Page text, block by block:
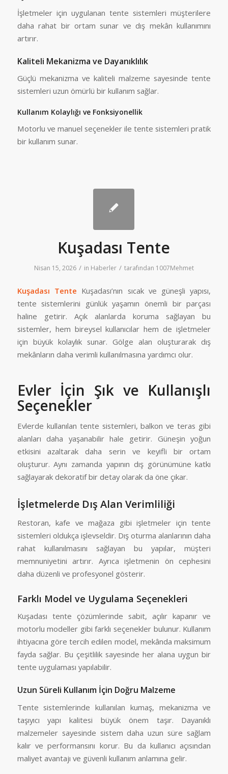
İşletmeler için uygulanan tente sistemleri müşterilere
daha rahat bir ortam sunar ve dış mekân kullanımını
artırır.
Kaliteli Mekanizma ve Dayanıklılık
Güçlü mekanizma ve kaliteli malzeme sayesinde tente
sistemleri uzun ömürlü bir kullanım sağlar.
Kullanım Kolaylığı ve Fonksiyonellik
Motorlu ve manuel seçenekler ile tente sistemleri pratik
bir kullanım sunar.
Kuşadası Tente
Nisan 15, 2026 / in Haberler / tarafından 1007Mehmet
Kuşadası Tente Kuşadası’nın sıcak ve güneşli yapısı,
tente sistemlerini günlük yaşamın önemli bir parçası
haline getirir. Açık alanlarda koruma sağlayan bu
sistemler, hem bireysel kullanıcılar hem de işletmeler
için büyük kolaylık sunar. Gölge alan oluşturarak dış
mekânların daha verimli kullanılmasına yardımcı olur.
Evler İçin Şık ve Kullanışlı
Seçenekler
Evlerde kullanılan tente sistemleri, balkon ve teras gibi
alanları daha yaşanabilir hale getirir. Güneşin yoğun
etkisini azaltarak daha serin ve keyifli bir ortam
oluşturur. Aynı zamanda yapının dış görünümüne katkı
sağlayarak dekoratif bir detay olarak da öne çıkar.
İşletmelerde Dış Alan Verimliliği
Restoran, kafe ve mağaza gibi işletmeler için tente
sistemleri oldukça işlevseldir. Dış oturma alanlarının daha
rahat kullanılmasını sağlayan bu yapılar, müşteri
memnuniyetini artırır. Ayrıca işletmenin ön cephesini
daha düzenli ve profesyonel gösterir.
Farklı Model ve Uygulama Seçenekleri
Kuşadası tente çözümlerinde sabit, açılır kapanır ve
motorlu modeller gibi farklı seçenekler bulunur. Kullanım
ihtiyacına göre tercih edilen model, mekânda maksimum
fayda sağlar. Bu çeşitlilik sayesinde her alana uygun bir
tente uygulaması yapılabilir.
Uzun Süreli Kullanım İçin Doğru Malzeme
Tente sistemlerinde kullanılan kumaş, mekanizma ve
taşıyıcı yapı kalitesi büyük önem taşır. Dayanıklı
malzemeler sayesinde sistem daha uzun süre sağlam
kalır ve performansını korur. Bu da kullanıcı açısından
maliyet avantajı ve güvenli kullanım anlamına gelir.